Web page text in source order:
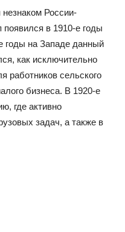
России-
в 1910-е годы
годы на Западе данный
как исключительно
работников сельского
бизнеса. В 1920-е
где активно
задач, а также в